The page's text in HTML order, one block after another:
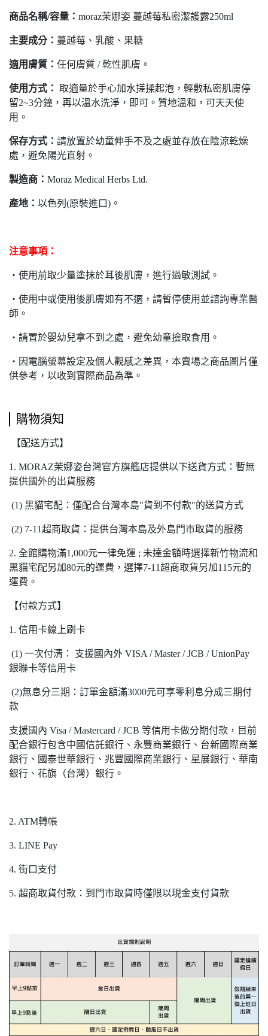
商品名稱/容量： moraz茉娜姿 蔓越莓私密潔護露250ml
主要成分： 蔓越莓、乳酸、果糖
適用膚質： 任何膚質 / 乾性肌膚。
使用方式： 取適量於手心加水搓揉起泡，輕敷私密肌膚停
留2~3分鐘，再以溫水洗淨，即可。質地溫和，可天天使
用。
保存方式： 請放置於幼童伸手不及之處並存放在陰涼乾燥
處，避免陽光直射。
製造商： Moraz Medical Herbs Ltd.
產地： 以色列(原裝進口)。
注意事項：
‧ 使用前取少量塗抹於耳後肌膚，進行過敏測試。
‧ 使用中或使用後肌膚如有不適，請暫停使用並諮詢專業醫
師。
‧ 請置於嬰幼兒拿不到之處，避免幼童撿取食用。
‧ 因電腦螢幕設定及個人觀感之差異，本賣場之商品圖片僅
供參考，以收到實際商品為準。
購物須知
【配送方式】
1. MORAZ茉娜姿台灣官方旗艦店提供以下送貨方式：暫無
提供國外的出貨服務
(1) 黑貓宅配：僅配合台灣本島"貨到不付款"的送貨方式
(2) 7-11超商取貨：提供台灣本島及外島門市取貨的服務
2. 全館購物滿1,000元一律免運 ; 未達金額時選擇新竹物流和
黑貓宅配另加80元的運費，選擇7-11超商取貨另加115元的
運費。
【付款方式】
1. 信用卡線上刷卡
(1) 一次付清： 支援國內外 VISA / Master / JCB / UnionPay
銀聯卡等信用卡
(2)無息分三期：訂單金額滿3000元可享零利息分成三期付
款
支援國內 Visa / Mastercard / JCB 等信用卡做分期付款，目前
配合銀行包含中國信託銀行、永豐商業銀行、台新國際商業
銀行、國泰世華銀行、兆豐國際商業銀行、星展銀行、華南
銀行、花旗（台灣）銀行。
2. ATM轉帳
3. LINE Pay
4. 街口支付
5. 超商取貨付款：到門市取貨時僅限以現金支付貨款